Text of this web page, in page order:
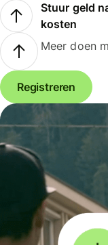
Stuur geld
kosten
Meer doen
Registreren